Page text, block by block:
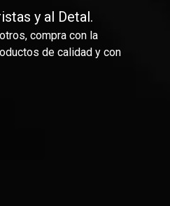
y al Detal.
compra con la
de calidad y con